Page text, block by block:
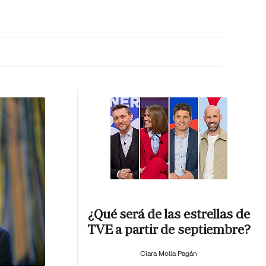
¿Qué será de las estrellas de
TVE a partir de septiembre?
Clara Molla Pagán